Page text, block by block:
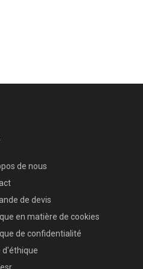
de nous
de devis
en matière de cookies
de confidentialité
d'éthique